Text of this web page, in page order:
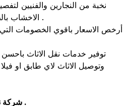
الاخشاب بالطرق العصرية والكلاسيكية .
وتوصيل الاثاث لاي طابق او
شركة نجارة في ام القيوين مجربة .